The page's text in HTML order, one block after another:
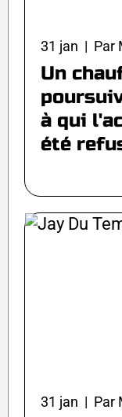
31 jan | Par
Un
à qui
été
31 jan | Par